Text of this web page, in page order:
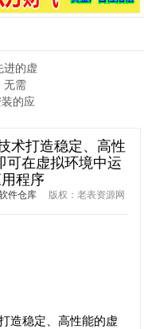
进的虚
无需
的应
术打造稳定、高性
可在虚拟环境中运
程序
件仓库 版权：老表资源网
造稳定、高性能的虚